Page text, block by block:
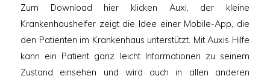
Zum Download hier klicken Auxi, der kleine
Krankenhaushelfer zeigt die Idee einer Mobile-App, die
den Patienten im Krankenhaus unterstützt. Mit Auxis Hilfe
kann ein Patient ganz leicht Informationen zu seinem
Zustand einsehen und wird auch in allen anderen